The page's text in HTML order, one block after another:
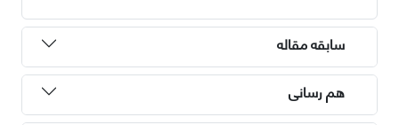
سابقه مقاله
هم رسانی